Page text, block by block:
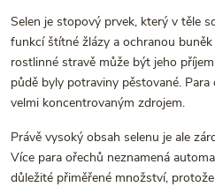
Selen je stopový prvek, který v těle
funkcí štítné žlázy a ochranou
rostlinné stravě může být jeho
půdě byly potraviny pěstované.
velmi koncentrovaným zdrojem.
Právě vysoký obsah selenu je ale
Více para ořechů neznamená
důležité přiměřené množství,